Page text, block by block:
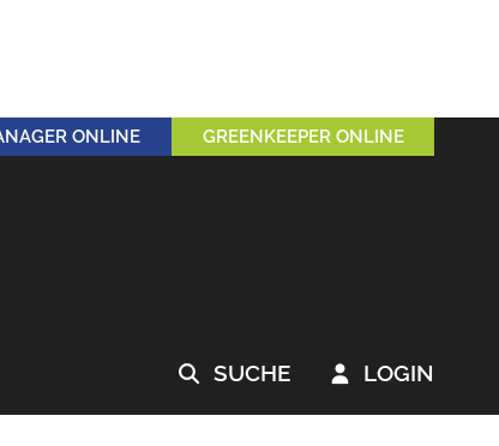
ONLINE GREENKEEPER ONLINE
 SUCHE  LOGIN